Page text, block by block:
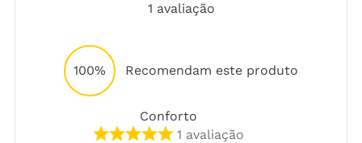
1 avaliação
100% Recomendam este produto
Conforto
1 avaliação